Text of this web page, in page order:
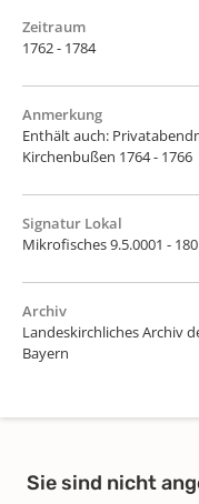
Zeitraum
1762 - 1784
Anmerkung
Enthält auch:
Kirchenbußen 1764 - 1766
Signatur Lokal
Mikrofisches 9.5.0001 -
Archiv
Landeskirchliches Archiv
Bayern
Sie sind nicht